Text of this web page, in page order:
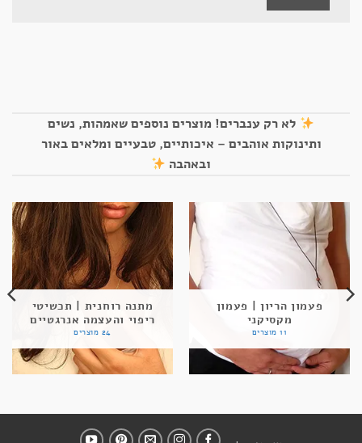
לא רק ענברים! מוצרים נוספים שאמהות, נשים
ותינוקות אוהבים – איכותיים, טבעיים ומלאים באור
ובאהבה
פעמון הריון | פעמון
מקסיקני
11 מוצרים
מתנה רוחנית | תכשיטי
ריפוי והעצמה אנרגטיים
24 מוצרים